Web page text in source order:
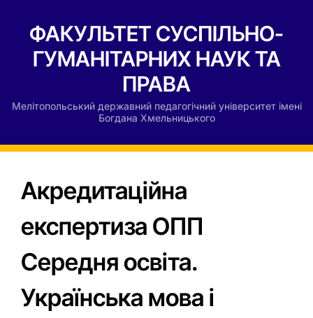
ФАКУЛЬТЕТ СУСПІЛЬНО-
ГУМАНІТАРНИХ НАУК ТА
ПРАВА
Мелітопольський державний педагогічний університет імені
Богдана Хмельницького
Акредитаційна
експертиза ОПП
Середня освіта.
Українська мова і